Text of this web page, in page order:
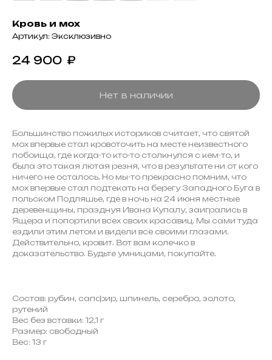
Кровь и мох
Артикул: Эксклюзивно
24 900 ₽
Нет в наличии
Большинство пожилых историков считает, что святой
мох впервые стал кровоточить на месте неизвестного
побоища, где когда-то кто-то столкнулся с кем-то, и
была это такая лютая резня, что в результате ни от кого
ничего не осталось. Но мы-то прекрасно помним, что
мох впервые стал подтекать на берегу Западного Буга в
польском Подляшье, где в ночь на 24 июня местные
деревенщины, празднуя Ивана Купалу, заигрались в
Ящера и попортили всех своих красавиц. Мы сами туда
ездили этим летом и видели всё своими глазами.
Действительно, кровит. Вот вам колечко в
доказательство. Будьте умницами, покупайте.
Состав: рубин, сапфир, шпинель, серебро, золото,
рутений
Вес без вставки: 12,1 г
Размер: свободный
Вес: 13 г